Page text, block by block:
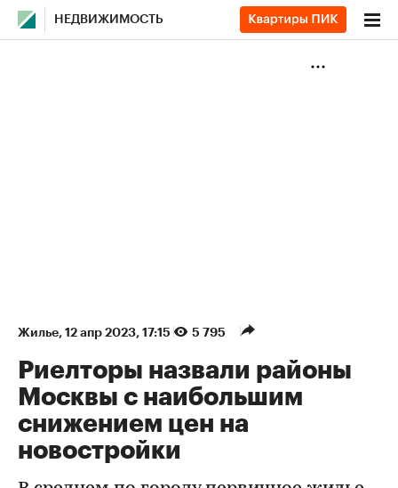
НЕДВИЖИМОСТЬ
Жилье⁠, 12 апр 2023, 17:15 5 795
Риелторы назвали районы
Москвы с наибольшим
снижением цен на
новостройки